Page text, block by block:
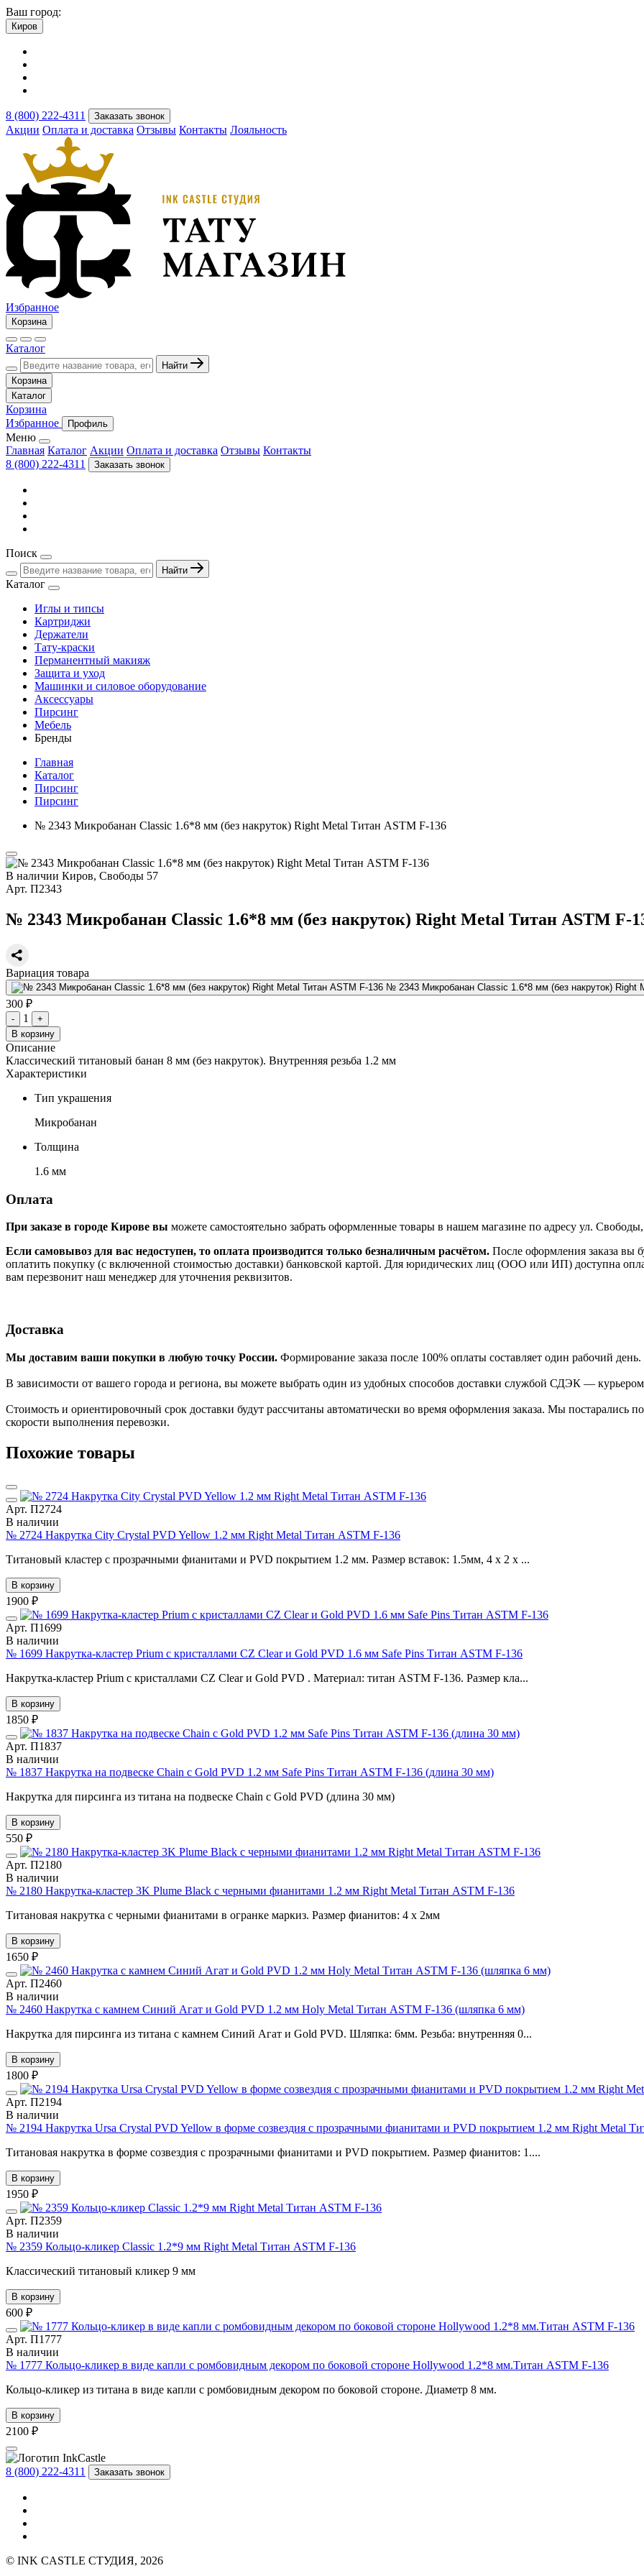
Ваш город:
Киров
8 (800) 222-4311 Заказать звонок
Акции Оплата и доставка Отзывы Контакты Лояльность
Избранное
Корзина
Каталог
Найти
Корзина
Каталог
Корзина
Избранное
Профиль
Меню
Главная Каталог Акции Оплата и доставка Отзывы Контакты
8 (800) 222-4311
Заказать звонок
Поиск
Найти
Каталог
Иглы и типсы
Картриджи
Держатели
Тату-краски
Перманентный макияж
Защита и уход
Машинки и силовое оборудование
Аксессуары
Пирсинг
Мебель
Бренды
Главная
Каталог
Пирсинг
Пирсинг
№ 2343 Микробанан Classic 1.6*8 мм (без накруток) Right Metal Титан ASTM F-136
В наличии Киров, Свободы 57
Арт. П2343
№ 2343 Микробанан Classic 1.6*8 мм (без накруток) Right Metal Титан ASTM F-
Вариация товара
№ 2343 Микробанан Classic 1.6*8 мм (без накруток) Right
300 ₽
- 1
+
В корзину
Описание
Классический титановый банан 8 мм (без накруток). Внутренняя резьба 1.2 мм
Характеристики
Тип украшения
Микробанан
Толщина
1.6 мм
Оплата
При заказе в городе Кирове вы можете самостоятельно забрать оформленные товары в нашем магазине по адресу ул.
Если самовывоз для вас недоступен, то оплата производится только безналичным расчётом. После оформления заказа вы
оплатить покупку (с включенной стоимостью доставки) банковской картой. Для юридических лиц (ООО или ИП) доступна
вам перезвонит наш менеджер для уточнения реквизитов.
Доставка
Мы доставим ваши покупки в любую точку России. Формирование заказа после 100% оплаты составляет один рабочий день.
В зависимости от вашего города и региона, вы можете выбрать один из удобных способов доставки службой СДЭК —
Стоимость и ориентировочный срок доставки будут рассчитаны автоматически во время оформления заказа. Мы постарались
скорости выполнения перевозки.
Похожие товары
Арт. П2724
В наличии
№ 2724 Накрутка City Crystal PVD Yellow 1.2 мм Right Metal Титан ASTM F-136
Титановый кластер с прозрачными фианитами и PVD покрытием 1.2 мм. Размер вставок: 1.5мм, 4 х 2 х ...
В корзину
1900 ₽
Арт. П1699
В наличии
№ 1699 Накрутка-кластер Prium с кристаллами CZ Clear и Gold PVD 1.6 мм Safe Pins Титан ASTM F-136
Накрутка-кластер Prium с кристаллами CZ Clear и Gold PVD . Материал: титан ASTM F-136. Размер кла...
В корзину
1850 ₽
Арт. П1837
В наличии
№ 1837 Накрутка на подвеске Chain с Gold PVD 1.2 мм Safe Pins Титан ASTM F-136 (длина 30 мм)
Накрутка для пирсинга из титана на подвеске Chain с Gold PVD (длина 30 мм)
В корзину
550 ₽
Арт. П2180
В наличии
№ 2180 Накрутка-кластер 3K Plume Black с черными фианитами 1.2 мм Right Metal Титан ASTM F-136
Титановая накрутка с черными фианитами в огранке маркиз. Размер фианитов: 4 х 2мм
В корзину
1650 ₽
Арт. П2460
В наличии
№ 2460 Накрутка с камнем Синий Агат и Gold PVD 1.2 мм Holy Metal Титан ASTM F-136 (шляпка 6 мм)
Накрутка для пирсинга из титана с камнем Синий Агат и Gold PVD. Шляпка: 6мм. Резьба: внутренняя 0...
В корзину
1800 ₽
Арт. П2194
В наличии
№ 2194 Накрутка Ursa Crystal PVD Yellow в форме созвездия с прозрачными фианитами и PVD покрытием 1.2 мм Right Metal
Титановая накрутка в форме созвездия с прозрачными фианитами и PVD покрытием. Размер фианитов: 1....
В корзину
1950 ₽
Арт. П2359
В наличии
№ 2359 Кольцо-кликер Classic 1.2*9 мм Right Metal Титан ASTM F-136
Классический титановый кликер 9 мм
В корзину
600 ₽
Арт. П1777
В наличии
№ 1777 Кольцо-кликер в виде капли с ромбовидным декором по боковой стороне Hollywood 1.2*8 мм.Титан ASTM F-136
Кольцо-кликер из титана в виде капли с ромбовидным декором по боковой стороне. Диаметр 8 мм.
В корзину
2100 ₽
8 (800) 222-4311 Заказать звонок
© INK CASTLE СТУДИЯ, 2026